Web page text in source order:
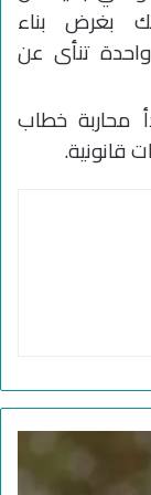
بغرض بناء
تنأى عن
محاربة خطاب
قانونية.